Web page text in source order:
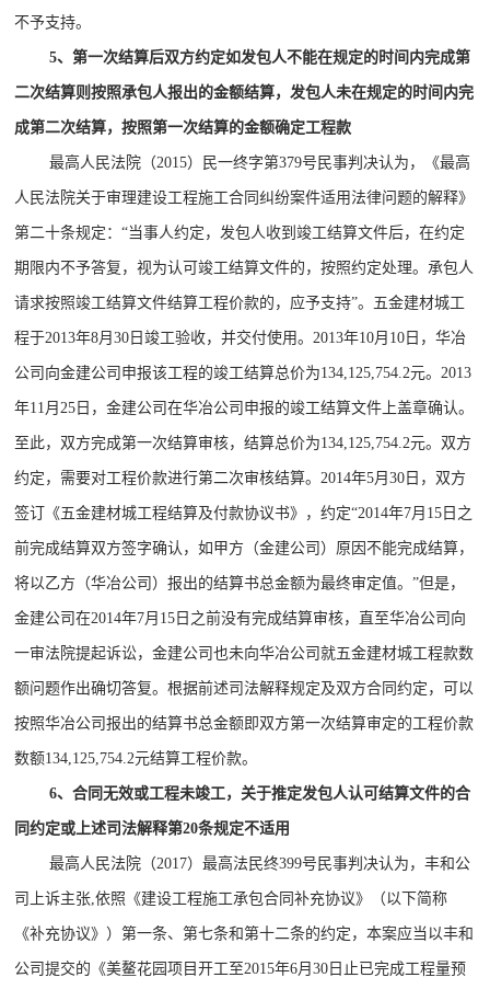
不予支持。
5、第一次结算后双方约定如发包人不能在规定的时间内完成第
二次结算则按照承包人报出的金额结算，发包人未在规定的时间内完
成第二次结算，按照第一次结算的金额确定工程款
最高人民法院（2015）民一终字第379号民事判决认为，《最高
人民法院关于审理建设工程施工合同纠纷案件适用法律问题的解释》
第二十条规定：“当事人约定，发包人收到竣工结算文件后，在约定
期限内不予答复，视为认可竣工结算文件的，按照约定处理。承包人
请求按照竣工结算文件结算工程价款的，应予支持”。五金建材城工
程于2013年8月30日竣工验收，并交付使用。2013年10月10日，华冶
公司向金建公司申报该工程的竣工结算总价为134,125,754.2元。2013
年11月25日，金建公司在华冶公司申报的竣工结算文件上盖章确认。
至此，双方完成第一次结算审核，结算总价为134,125,754.2元。双方
约定，需要对工程价款进行第二次审核结算。2014年5月30日，双方
签订《五金建材城工程结算及付款协议书》，约定“2014年7月15日之
前完成结算双方签字确认，如甲方（金建公司）原因不能完成结算，
将以乙方（华冶公司）报出的结算书总金额为最终审定值。”但是，
金建公司在2014年7月15日之前没有完成结算审核，直至华冶公司向
一审法院提起诉讼，金建公司也未向华冶公司就五金建材城工程款数
额问题作出确切答复。根据前述司法解释规定及双方合同约定，可以
按照华冶公司报出的结算书总金额即双方第一次结算审定的工程价款
数额134,125,754.2元结算工程价款。
6、合同无效或工程未竣工，关于推定发包人认可结算文件的合
同约定或上述司法解释第20条规定不适用
最高人民法院（2017）最高法民终399号民事判决认为，丰和公
司上诉主张,依照《建设工程施工承包合同补充协议》（以下简称
《补充协议》）第一条、第七条和第十二条的约定，本案应当以丰和
公司提交的《美鳌花园项目开工至2015年6月30日止已完成工程量预